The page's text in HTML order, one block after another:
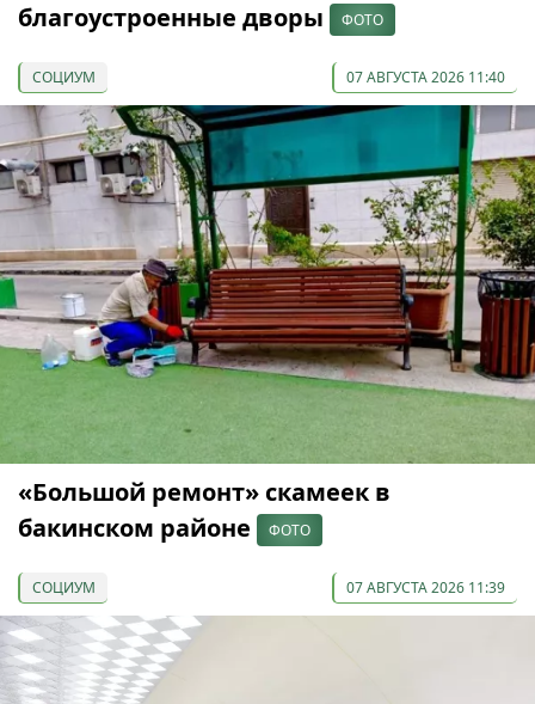
благоустроенные дворы
ФОТО
СОЦИУМ 07 АВГУСТА 2026 11:40
«Большой ремонт» скамеек в
бакинском районе
ФОТО
СОЦИУМ 07 АВГУСТА 2026 11:39